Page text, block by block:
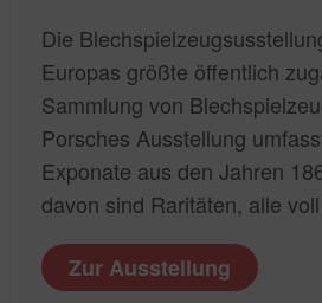
Die
Europas größte öffentlich
Sammlung von
Porsches Ausstellung
Exponate aus den Jahren
davon sind Raritäten, alle
Zur Ausstellung